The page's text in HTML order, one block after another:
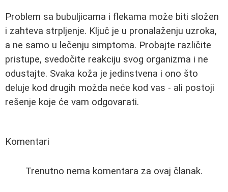
Problem sa bubuljicama i flekama može biti složen
i zahteva strpljenje. Ključ je u pronalaženju uzroka,
a ne samo u lečenju simptoma. Probajte različite
pristupe, svedočite reakciju svog organizma i ne
odustajte. Svaka koža je jedinstvena i ono što
deluje kod drugih možda neće kod vas - ali postoji
rešenje koje će vam odgovarati.
Komentari
Trenutno nema komentara za ovaj članak.